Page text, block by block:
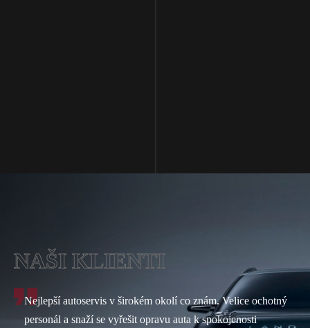
NAŠI KLIENTI
Nejlepší autoservis v širokém okolí co znám. Velice ochotný
personál a snaží se vyřešit opravu auta k spokojenosti